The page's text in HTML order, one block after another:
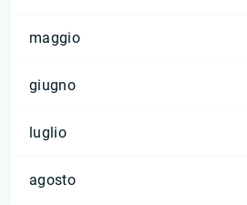
maggio
giugno
luglio
agosto